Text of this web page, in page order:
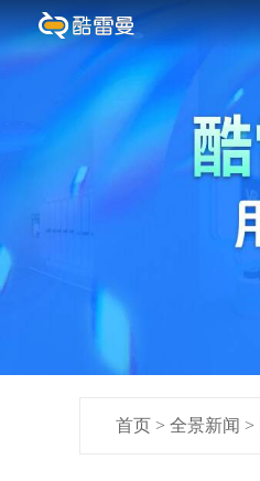
首页 > 全景新闻 >